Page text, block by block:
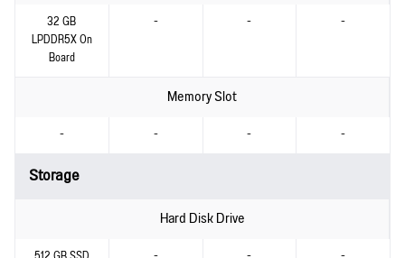
32 GB
LPDDR5X On
Board
- - -
Memory Slot
- - - -
Storage
Hard Disk Drive